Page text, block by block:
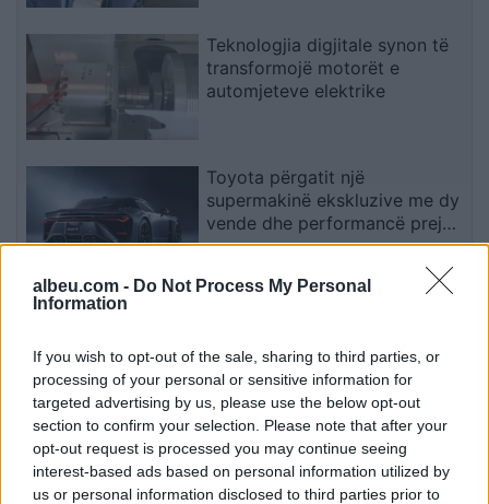
albeu.com - Do Not Process My Personal
Information
If you wish to opt-out of the sale, sharing to third parties, or
processing of your personal or sensitive information for
targeted advertising by us, please use the below opt-out
section to confirm your selection. Please note that after your
opt-out request is processed you may continue seeing
interest-based ads based on personal information utilized by
us or personal information disclosed to third parties prior to
Teknologjia digjitale synon të
transformojë motorët e
automjeteve elektrike
Toyota përgatit një
supermakinë ekskluzive me dy
vende dhe performancë prej
“bishe
specave
Marc Casado braktis stërvitjen
e Barcelonës, transferimi te
klubi i ri pritet së shpejti